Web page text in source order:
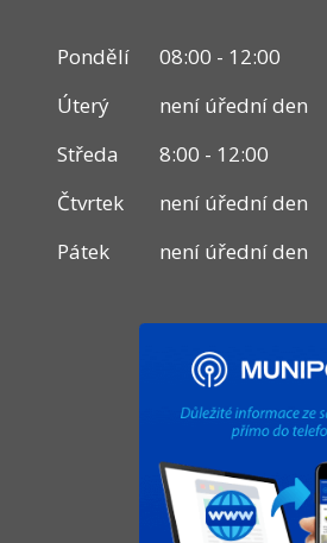
Pondělí 08:00 - 12:00
Úterý
není úřední den
Středa
8:00 - 12:00
Čtvrtek
není úřední den
Pátek
není úřední den